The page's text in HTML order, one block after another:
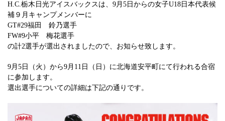
H.C.栃木日光アイスバックスは、9月5日からの女子U18日本代表候
補９月キャンプメンバーに
GT#29福田 鈴乃選手
FW#9小平 梅花選手
の計2選手が選出されましたので、お知らせ致します。
9月5日（火）から9月11日（日）に北海道安平町にて行われる合宿
に参加します。
選出選手についての詳細は下記の通りです。